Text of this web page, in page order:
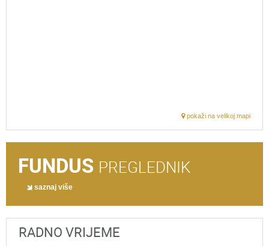
pokaži na velikoj mapi
FUNDUS PREGLEDNIK
saznaj više
RADNO VRIJEME